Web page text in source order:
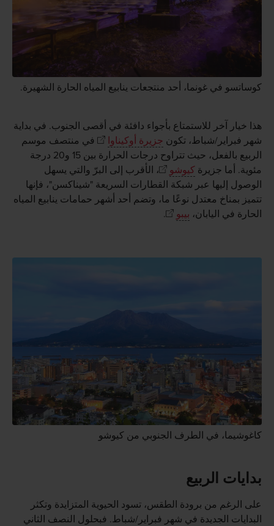
كوساتسو في غونما، أحد منتجعات ينابيع المياه الحارة الشهيرة.
هذا خيار آخر للاستمتاع بأجواء دافئة في أقصى الجنوب. في بداية
شهر فبراير/شباط، تكون جزيرة أوكيناوا
في منتصف موسم
الربيع بالفعل، حيث تتراوح درجات الحرارة بين 15 و20 درجة
مئوية. أما جزيرة كيوشو
، الأقرب إلى البرّ والتي يسهل
الوصول إليها عبر شبكة القطارات السريعة "شيناكسن"، فإنها
تتميز بمناخ معتدل نوعًا ما، وتضم أحد أشهر حمامات ينابيع المياه
الحارة في اليابان، بيبو .
كاغوشيما، في الطرف الجنوبي من كيوشو
بدايات الربيع
على الرغم من برودة الطقس، تسود الحيوية المتزايدة وتكثر
البدايات الجديدة في شهر فبراير/شباط. فبحلول النصف الثاني